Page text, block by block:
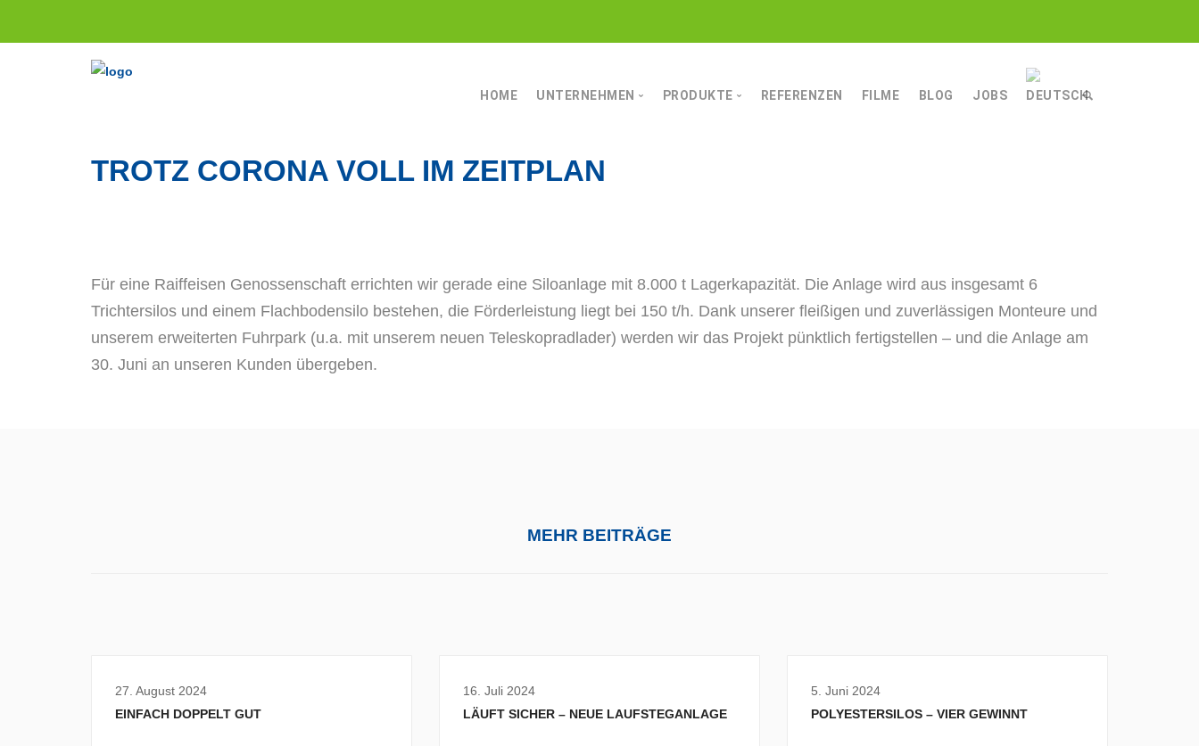
HOME UNTERNEHMEN
LEISTUNG
PRODUKTE
AUSSERDEM
REFERENZEN FILME BLOG JOBS
TROTZ CORONA VOLL IM ZEITPLAN
Für eine Raiffeisen Genossenschaft errichten wir gerade eine Siloanlage mit 8.000 t Lagerkapazität. Die Anlage wird aus insgesamt 6
Trichtersilos und einem Flachbodensilo bestehen, die Förderleistung liegt bei 150 t/h. Dank unserer fleißigen und zuverlässigen Monteure und
unserem erweiterten Fuhrpark (u.a. mit unserem neuen Teleskopradlader) werden wir das Projekt pünktlich fertigstellen – und die Anlage am
30. Juni an unseren Kunden übergeben.
MEHR BEITRÄGE
27. August 2024
EINFACH DOPPELT GUT
16. Juli 2024
LÄUFT SICHER – NEUE LAUFSTEGANLAGE
5. Juni 2024
POLYESTERSILOS – VIER GEWINNT